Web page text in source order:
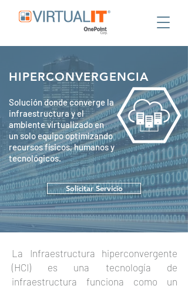
HIPERCONVERGENCIA
Solución donde converge la
infraestructura y el
ambiente virtualizado en
un solo equipo optimizando
recursos físicos, humanos y
tecnológicos.
Solicitar Servicio
La Infraestructura hiperconvergente
(HCI) es una tecnología de
infraestructura funciona como un